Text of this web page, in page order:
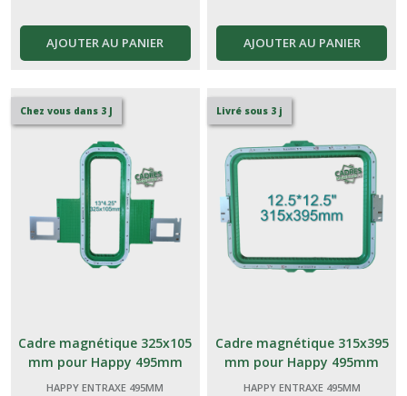
AJOUTER AU PANIER AJOUTER AU PANIER
Chez vous dans 3 J
Cadre magnétique 325x105
mm pour Happy 495mm
HAPPY ENTRAXE 495MM
Livré sous 3 j
Cadre magnétique 315x395
mm pour Happy 495mm
HAPPY ENTRAXE 495MM